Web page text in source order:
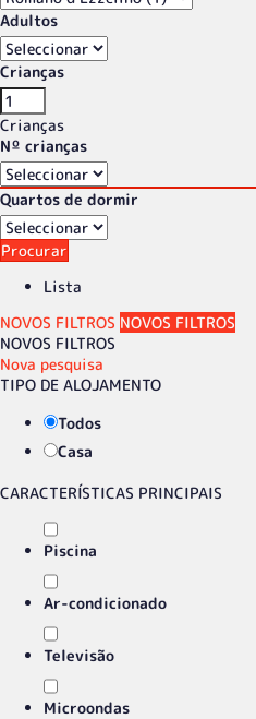
Adultos
Crianças
Crianças
Nº crianças
Quartos de dormir
Procurar
Lista
NOVOS FILTROS NOVOS FILTROS
NOVOS FILTROS
Nova pesquisa
TIPO DE ALOJAMENTO
Todos
Casa
CARACTERÍSTICAS PRINCIPAIS
Piscina
Ar-condicionado
Televisão
Microondas